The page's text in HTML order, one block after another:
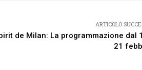
ARTICOLO
de Milan: La programmazione dal
21